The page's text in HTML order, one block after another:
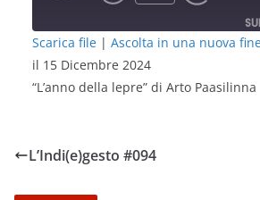
RSS FEED
SHARE
EMBED
Scarica file | Ascolta in una nuova
il 15 Dicembre 2024
“L’anno della lepre” di Arto Paasilinna
L’Indi(e)gesto #094